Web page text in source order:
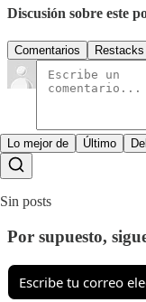
Discusión sobre este
Comentarios Restacks
Lo mejor de Último
Sin posts
Por supuesto,